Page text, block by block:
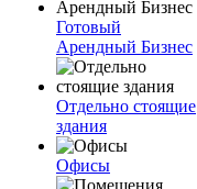
Готовый
Арендный Бизнес
Отдельно стоящие
здания
Офисы